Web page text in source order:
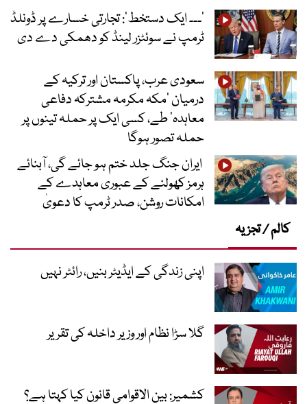
’۔۔۔ ایک دستخط‘: تجارتی خسارے پر ڈونلڈ
ٹرمپ نے سوئٹزر لینڈ کو دھمکی دے دی
سعودی عرب، پاکستان اور ترکیہ کے
درمیان ’مکہ مکرمہ مشترکہ دفاعی
معاہدہ‘ طے، کسی ایک پر حملہ تینوں پر
حملہ تصور ہوگا
ایران جنگ جلد ختم ہو جائے گی، آبنائے
ہرمز کھولنے کے عبوری معاہدے کے
امکانات روشن، صدر ٹرمپ کا دعویٰ
کالم / تجزیہ
اپنی زندگی کے ایڈیٹر بنیں، رائٹر نہیں
گلا سڑا نظام اور وزیر داخلہ کی تقریر
کشمیر: بین الاقوامی قانون کیا کہتا ہے؟